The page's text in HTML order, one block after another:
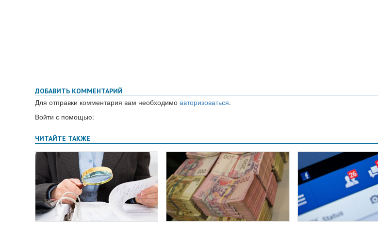
ДОБАВИТЬ КОММЕНТАРИЙ
Для отправки комментария вам необходимо авторизоваться.
Войти с помощью: